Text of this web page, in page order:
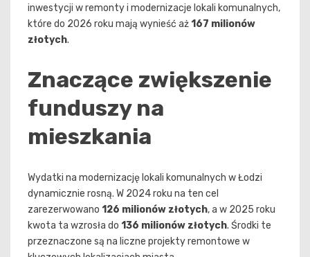
inwestycji w remonty i modernizacje lokali komunalnych,
które do 2026 roku mają wynieść aż167 milionów
złotych.
Znaczące zwiększenie
funduszy na
mieszkania
Wydatki na modernizację lokali komunalnych w Łodzi
dynamicznie rosną. W 2024 roku na ten cel
zarezerwowano 126 milionów złotych, a w 2025 roku
kwota ta wzrosła do 136 milionów złotych. Środki te
przeznaczone są na liczne projekty remontowe w